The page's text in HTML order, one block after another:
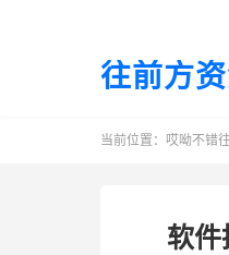
往前方
当前位置： 哎呦不错
软